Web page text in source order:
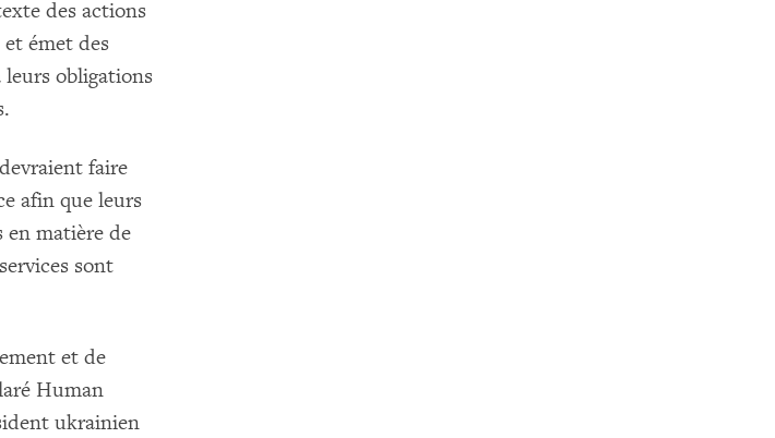
des actions
émet des
obligations
faire
afin que leurs
en matière de
sont
et de
Human
ukrainien